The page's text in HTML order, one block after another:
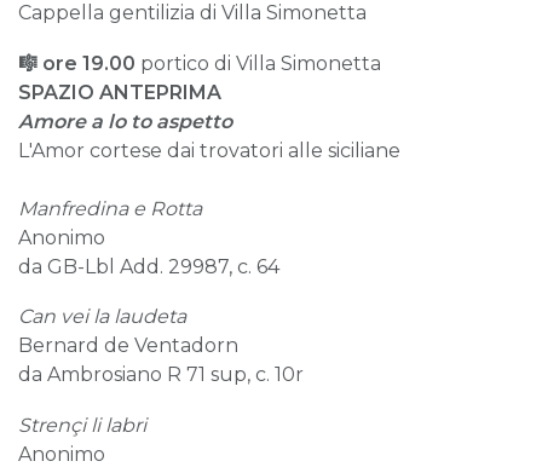
Cappella gentilizia di Villa Simonetta
🎼 ore 19.00 portico di Villa Simonetta
SPAZIO ANTEPRIMA
Amore a lo to aspetto
L'Amor cortese dai trovatori alle siciliane
Manfredina e Rotta
Anonimo
da GB-Lbl Add. 29987, c. 64
Can vei la laudeta
Bernard de Ventadorn
da Ambrosiano R 71 sup, c. 10r
Strençi li labri
Anonimo